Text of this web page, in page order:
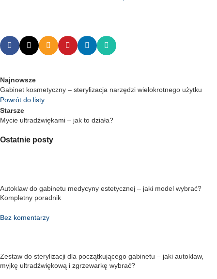
Najnowsze
Gabinet kosmetyczny – sterylizacja narzędzi wielokrotnego użytku
Powrót do listy
Starsze
Mycie ultradźwiękami – jak to działa?
Ostatnie posty
Autoklaw do gabinetu medycyny estetycznej – jaki model wybrać?
Kompletny poradnik
Bez komentarzy
Zestaw do sterylizacji dla początkującego gabinetu – jaki autoklaw,
myjkę ultradźwiękową i zgrzewarkę wybrać?